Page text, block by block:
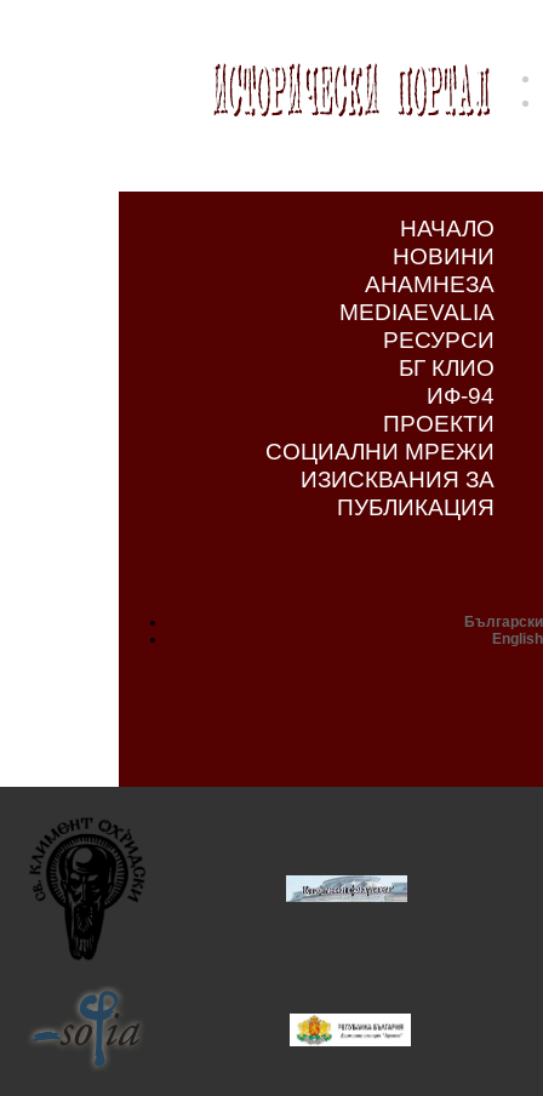
НАЧАЛО
НОВИНИ
АНАМНЕЗА
MEDIAEVALIA
РЕСУРСИ
БГ КЛИО
ИФ-94
ПРОЕКТИ
СОЦИАЛНИ МРЕЖИ
ИЗИСКВАНИЯ ЗА
ПУБЛИКАЦИЯ
Български
English